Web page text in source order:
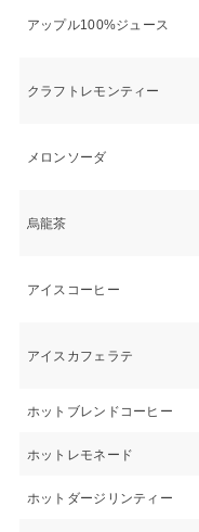
アップル100%ジュース
クラフトレモンティー
メロンソーダ
烏龍茶
アイスコーヒー
アイスカフェラテ
ホットブレンドコーヒー
ホットレモネード
ホットダージリンティー